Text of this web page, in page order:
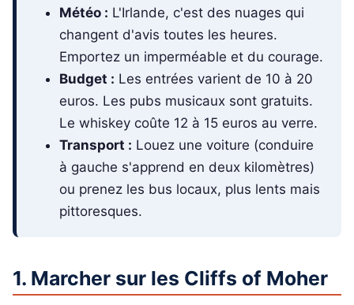
Météo : L'Irlande, c'est des nuages qui
changent d'avis toutes les heures.
Emportez un imperméable et du courage.
Budget : Les entrées varient de 10 à 20
euros. Les pubs musicaux sont gratuits.
Le whiskey coûte 12 à 15 euros au verre.
Transport : Louez une voiture (conduire
à gauche s'apprend en deux kilomètres)
ou prenez les bus locaux, plus lents mais
pittoresques.
1. Marcher sur les Cliffs of Moher